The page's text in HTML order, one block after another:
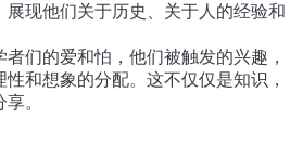
展现他们关于历史、关于人的经验和
们的爱和怕，他们被触发的兴趣，
和想象的分配。这不仅仅是知识，
。